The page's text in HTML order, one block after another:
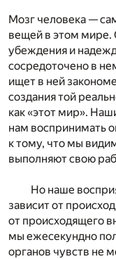
Мозг человека —
вещей в этом мире.
убеждения и
сосредоточено в
ищет в ней
создания той
как «этот мир».
нам воспринимать
к тому, что мы
выполняют свою
Но наше
зависит от
от происходящего
мы ежесекундно
органов чувств не